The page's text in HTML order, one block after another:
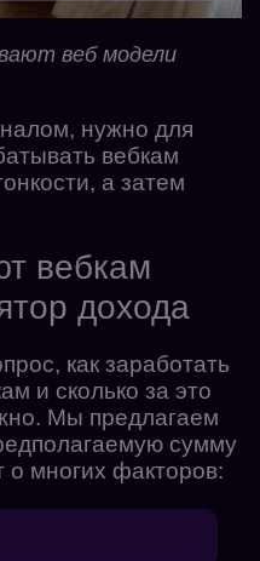
веб модели
нужно для
вебкам
а затем
вебкам
дохода
как заработать
и сколько за это
Мы предлагаем
сумму
о многих факторов: